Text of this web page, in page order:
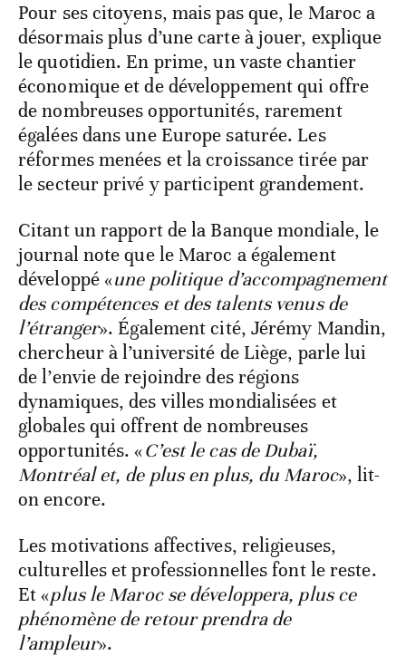
Pour ses citoyens, mais pas que, le Maroc a
désormais plus d’une carte à jouer, explique
le quotidien. En prime, un vaste chantier
économique et de développement qui offre
de nombreuses opportunités, rarement
égalées dans une Europe saturée. Les
réformes menées et la croissance tirée par
le secteur privé y participent grandement.
Citant un rapport de la Banque mondiale, le
journal note que le Maroc a également
développé «une politique d’accompagnement
des compétences et des talents venus de
l’étranger». Également cité, Jérémy Mandin,
chercheur à l’université de Liège, parle lui
de l’envie de rejoindre des régions
dynamiques, des villes mondialisées et
globales qui offrent de nombreuses
opportunités. «C’est le cas de Dubaï,
Montréal et, de plus en plus, du Maroc», lit-
on encore.
Les motivations affectives, religieuses,
culturelles et professionnelles font le reste.
Et «plus le Maroc se développera, plus ce
phénomène de retour prendra de
l’ampleur».